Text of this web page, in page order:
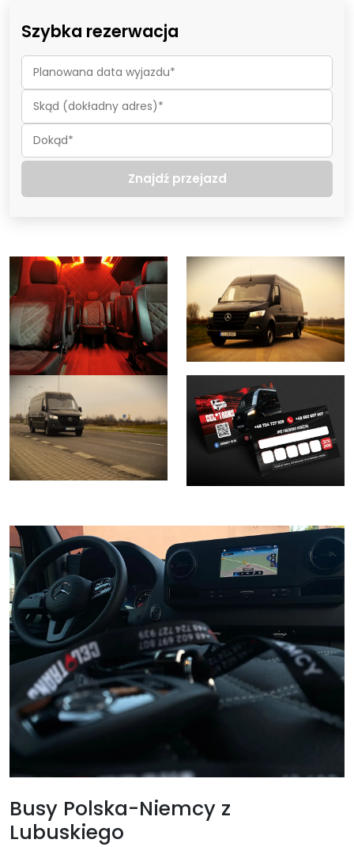
Szybka rezerwacja
Znajdź przejazd
Busy Polska-Niemcy z
Lubuskiego